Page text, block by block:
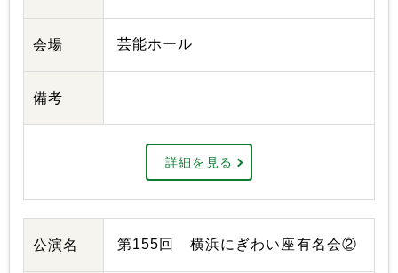
会場 芸能ホール
備考
詳細を見る
公演名 第155回 横浜にぎわい座有名会②